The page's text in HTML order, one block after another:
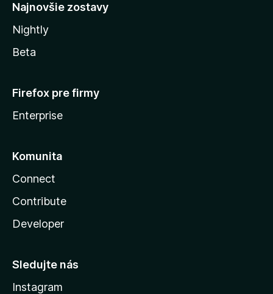
Najnovšie zostavy
Nightly
Beta
Firefox pre firmy
Enterprise
Komunita
Connect
Contribute
Developer
Sledujte nás
Instagram